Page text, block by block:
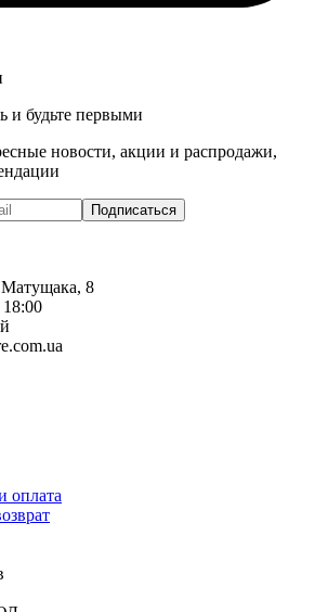
и будьте первыми
новости, акции и распродажи,
Подписаться
8
оплата